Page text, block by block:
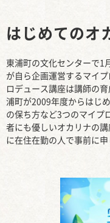
はじめてのオ
東浦町の文化センターで1
が自ら企画運営するマイ
ロデュース講座は講師の
浦町が2009年度からはじ
の保ち方など3つのマイプ
者にも優しいオカリナの
に在住在勤の人で事前に